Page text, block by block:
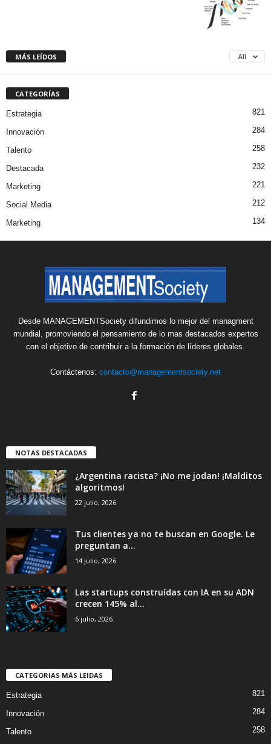
MÁS LEÍDOS All
CATEGORÍAS
Estrategia 821
Innovación 284
Talento 258
Destacada 232
Marketing 221
Social Media 212
Marketing 134
Desde MANAGEMENTSociety difundimos lo mejor del managment
mundial, promoviendo el pensamiento de lo mas destacados expertos
con el objetivo de contribuir a la formación de líderes globales.
Contáctenos: contacto@managementsociety.net
NOTAS DESTACADAS
¿Argentina racista? ¡No me jodan! ¡Malditos
algoritmos!
22 julio, 2026
Tus clientes ya no te buscan en Google. Le
preguntan a...
14 julio, 2026
Las startups construídas con IA en su ADN
crecen 145% al...
6 julio, 2026
CATEGORIAS MÁS LEIDAS
Estrategia 821
Innovación 284
Talento
258